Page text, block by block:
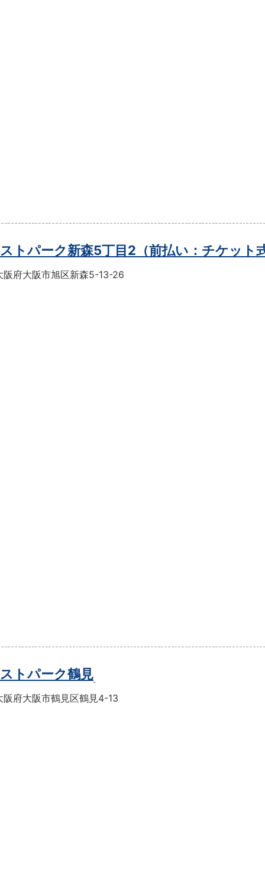
ストパーク新森5丁目2（前払い：チケット
阪府大阪市旭区新森5-13-26
ストパーク鶴見
阪府大阪市鶴見区鶴見4-13